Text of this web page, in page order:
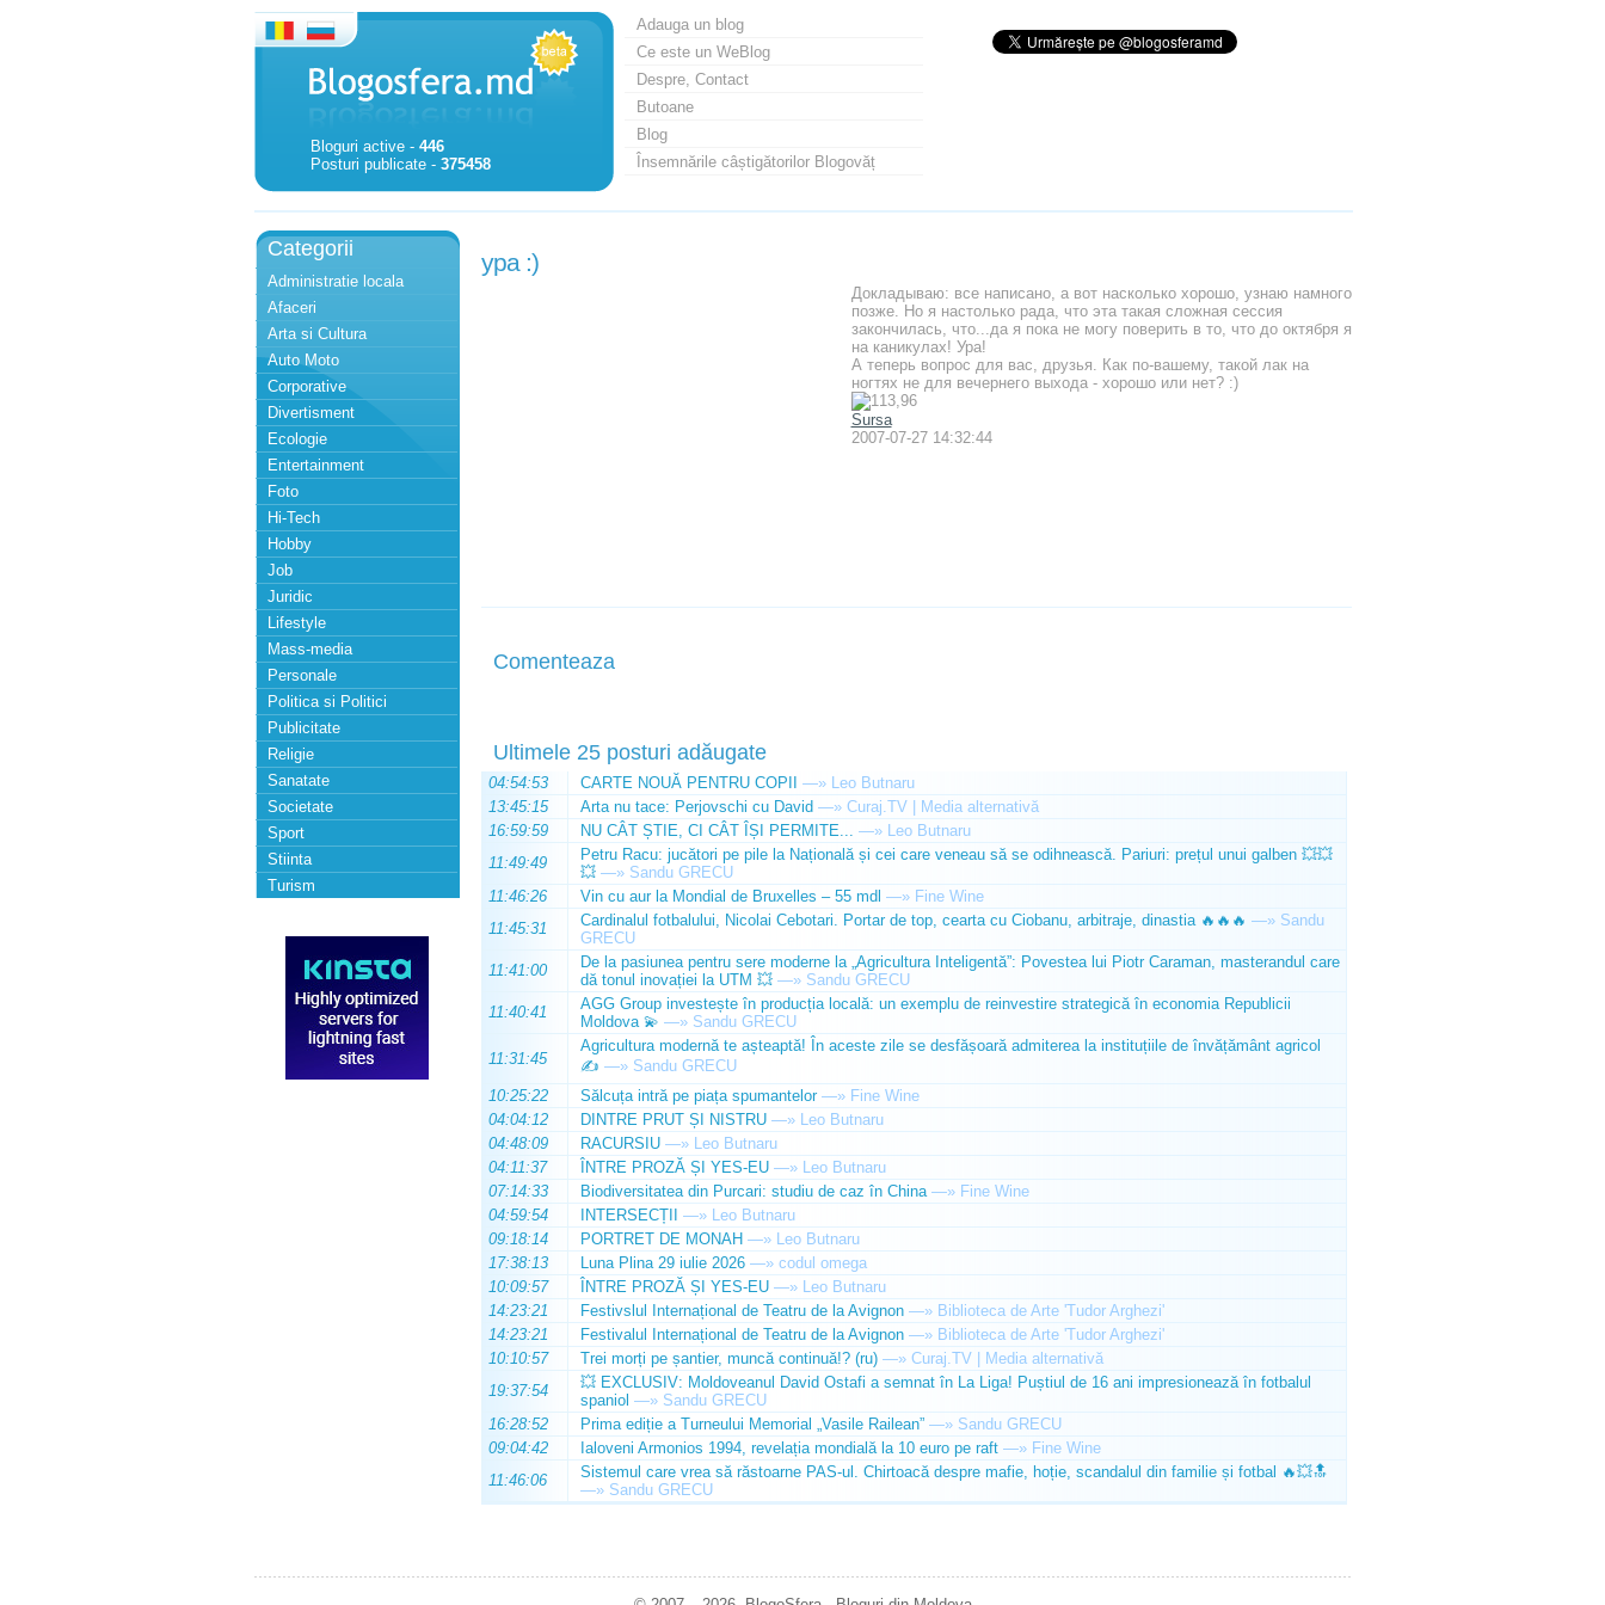
Bloguri active - 446
Posturi publicate - 375458
Adauga un blog
Ce este un WeBlog
Despre, Contact
Butoane
Blog
Însemnările câștigătorilor Blogovăț
Categorii
Administratie locala
Afaceri
Arta si Cultura
Auto Moto
Corporative
Divertisment
Ecologie
Entertainment
Foto
Hi-Tech
Hobby
Job
Juridic
Lifestyle
Mass-media
Personale
Politica si Politici
Publicitate
Religie
Sanatate
Societate
Sport
Stiinta
Turism
ура :)
Докладываю: все написано, а вот насколько хорошо, узнаю намного
позже. Но я настолько рада, что эта такая сложная сессия
закончилась, что...да я пока не могу поверить в то, что до октября я
на каникулах! Ура!
А теперь вопрос для вас, друзья. Как по-вашему, такой лак на
ногтях не для вечернего выхода - хорошо или нет? :)
Sursa
2007-07-27 14:32:44
Comenteaza
Ultimele 25 posturi adăugate
04:54:53 CARTE NOUĂ PENTRU COPII —» Leo Butnaru
13:45:15
Arta nu tace: Perjovschi cu David —» Curaj.TV | Media alternativă
16:59:59
NU CÂT ȘTIE, CI CÂT ÎȘI PERMITE... —» Leo Butnaru
11:49:49
Petru Racu: jucători pe pile la Națională și cei care veneau să se odihnească. Pariuri: prețul unui galben 💥💥
💥 —» Sandu GRECU
11:46:26
Vin cu aur la Mondial de Bruxelles – 55 mdl —» Fine Wine
11:45:31
Cardinalul fotbalului, Nicolai Cebotari. Portar de top, cearta cu Ciobanu, arbitraje, dinastia 🔥🔥🔥 —» Sandu
GRECU
11:41:00
De la pasiunea pentru sere moderne la „Agricultura Inteligentă”: Povestea lui Piotr Caraman, masterandul care
dă tonul inovației la UTM 💥 —» Sandu GRECU
11:40:41
AGG Group investește în producția locală: un exemplu de reinvestire strategică în economia Republicii
Moldova 💫 —» Sandu GRECU
11:31:45
Agricultura modernă te așteaptă! În aceste zile se desfășoară admiterea la instituțiile de învățământ agricol
✍️ —» Sandu GRECU
10:25:22
Sălcuța intră pe piața spumantelor —» Fine Wine
04:04:12
DINTRE PRUT ȘI NISTRU —» Leo Butnaru
04:48:09
RACURSIU —» Leo Butnaru
04:11:37
ÎNTRE PROZĂ ȘI YES-EU —» Leo Butnaru
07:14:33
Biodiversitatea din Purcari: studiu de caz în China —» Fine Wine
04:59:54
INTERSECȚII —» Leo Butnaru
09:18:14
PORTRET DE MONAH —» Leo Butnaru
17:38:13
Luna Plina 29 iulie 2026 —» codul omega
10:09:57
ÎNTRE PROZĂ ȘI YES-EU —» Leo Butnaru
14:23:21
Festivslul Internațional de Teatru de la Avignon —» Biblioteca de Arte 'Tudor Arghezi'
14:23:21
Festivalul Internațional de Teatru de la Avignon —» Biblioteca de Arte 'Tudor Arghezi'
10:10:57
Trei morți pe șantier, muncă continuă!? (ru) —» Curaj.TV | Media alternativă
19:37:54
💥 EXCLUSIV: Moldoveanul David Ostafi a semnat în La Liga! Puștiul de 16 ani impresionează în fotbalul
spaniol —» Sandu GRECU
16:28:52
Prima ediție a Turneului Memorial „Vasile Railean” —» Sandu GRECU
09:04:42
Ialoveni Armonios 1994, revelația mondială la 10 euro pe raft —» Fine Wine
11:46:06
Sistemul care vrea să răstoarne PAS-ul. Chirtoacă despre mafie, hoție, scandalul din familie și fotbal 🔥💥🔝
—» Sandu GRECU